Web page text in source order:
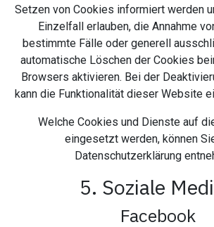
Setzen von Cookies informiert werden
Einzelfall erlauben, die Annahme
bestimmte Fälle oder generell
automatische Löschen der Cookies
Browsers aktivieren. Bei der
kann die Funktionalität dieser Website
Welche Cookies und Dienste auf
eingesetzt werden, können
Datenschutzerklärung
5. Soziale
Facebook